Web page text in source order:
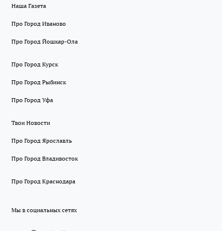
Наша Газета
Про Город Иваново
Про Город Йошкар-Ола
Про Город Курск
Про Город Рыбинск
Про Город Уфа
Твои Новости
Про Город Ярославль
Про Город Владивосток
Про Город Краснодара
Мы в социальных сетях